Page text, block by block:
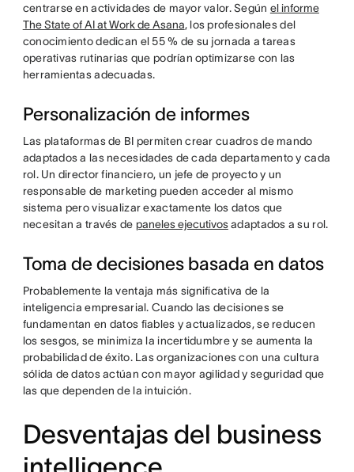
centrarse en actividades de mayor valor. Según el informe
The State of AI at Work de Asana, los profesionales del
conocimiento dedican el 55 % de su jornada a tareas
operativas rutinarias que podrían optimizarse con las
herramientas adecuadas.
Personalización de informes
Las plataformas de BI permiten crear cuadros de mando
adaptados a las necesidades de cada departamento y cada
rol. Un director financiero, un jefe de proyecto y un
responsable de marketing pueden acceder al mismo
sistema pero visualizar exactamente los datos que
necesitan a través de paneles ejecutivosadaptados a su rol.
Toma de decisiones basada en datos
Probablemente la ventaja más significativa de la
inteligencia empresarial. Cuando las decisiones se
fundamentan en datos fiables y actualizados, se reducen
los sesgos, se minimiza la incertidumbre y se aumenta la
probabilidad de éxito. Las organizaciones con una cultura
sólida de datos actúan con mayor agilidad y seguridad que
las que dependen de la intuición.
Desventajas del business